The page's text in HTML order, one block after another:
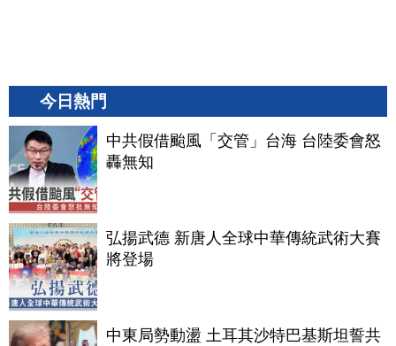
今日熱門
中共假借颱風「交管」台海 台陸委會怒
轟無知
弘揚武德 新唐人全球中華傳統武術大賽
將登場
中東局勢動盪 土耳其沙特巴基斯坦誓共